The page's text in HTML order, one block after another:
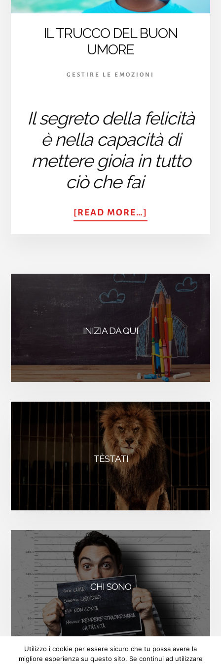
IL TRUCCO DEL BUON
UMORE
GESTIRE LE EMOZIONI
Il segreto della felicità
è nella capacità di
mettere gioia in tutto
ciò che fai
[READ MORE…]
BUON
UMORE
INIZIA DA QUI
TÈSTATI
CHI SONO
FACEBOOK INSTAGRAM LINKEDIN
ISCRIVITI
Utilizzo i cookie per essere sicuro che tu possa avere la
migliore esperienza su questo sito. Se continui ad utilizzare